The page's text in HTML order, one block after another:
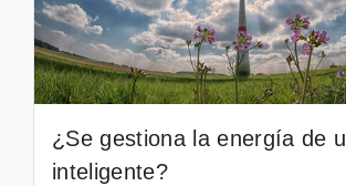
¿Se gestiona la energía de
inteligente?